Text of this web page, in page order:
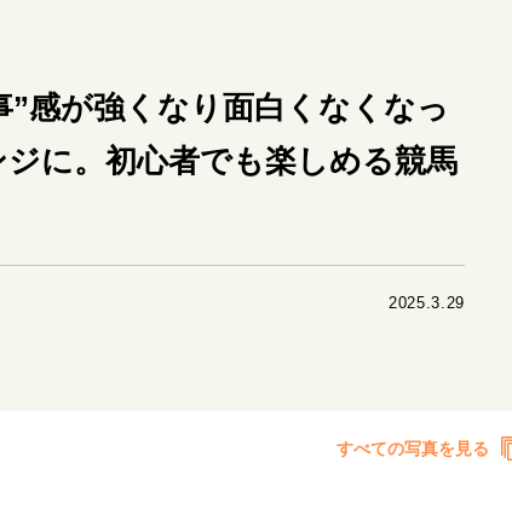
景色
ながる/お金との付き合い方
”感が強くなり面白くなくなっ
に。初心者でも楽しめる競馬
2025.3.29
すべての写真を見る